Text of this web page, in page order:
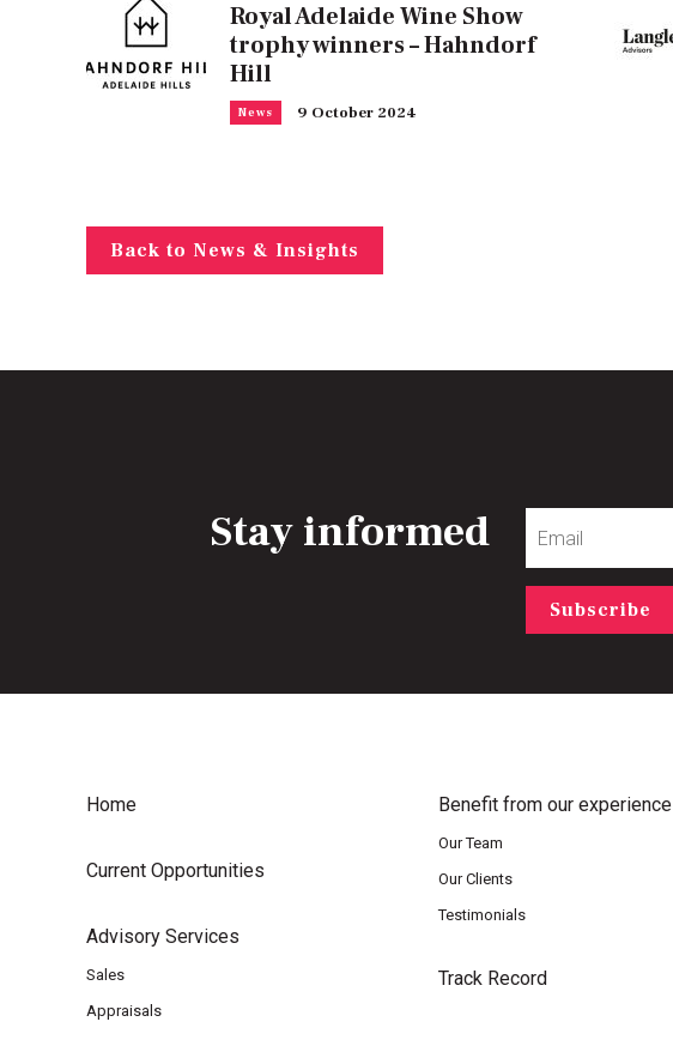
Royal Adelaide Wine Show
trophy winners – Hahndorf
Hill
News 9 October 2024
Back to News & Insights
Stay informed
Subscribe
Home
Current Opportunities
Advisory Services
Sales
Appraisals
Benefit from our experience
Our Team
Our Clients
Testimonials
Track Record